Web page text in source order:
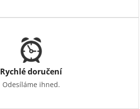
Rychlé doručení
Odesíláme ihned.